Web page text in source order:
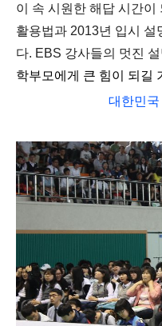
이 속 시원한 해답 시간
활용법과 2013년 입시 설
다. EBS 강사들의 멋진 설
학부모에게 큰 힘이 되길
대한민국